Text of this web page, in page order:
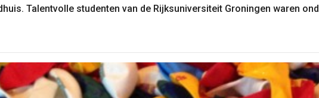
Talentvolle studenten van de Rijksuniversiteit Groningen waren